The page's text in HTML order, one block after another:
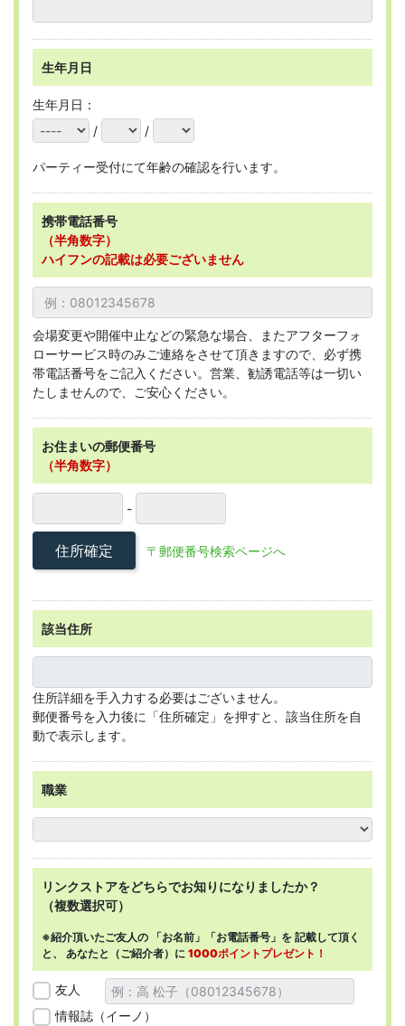
生年月日
生年月日：
/
/
パーティー受付にて年齢の確認を行います。
携帯電話番号
（半角数字）
ハイフンの記載は必要ございません
会場変更や開催中止などの緊急な場合、またアフターフォ
ローサービス時のみご連絡をさせて頂きますので、必ず携
帯電話番号をご記入ください。営業、勧誘電話等は一切い
たしませんので、ご安心ください。
お住まいの郵便番号
（半角数字）
-
住所確定 〒郵便番号検索ページへ
該当住所
住所詳細を手入力する必要はございません。
郵便番号を入力後に「住所確定」を押すと、該当住所を自
動で表示します。
職業
リンクストアをどちらでお知りになりましたか？
（複数選択可）
※紹介頂いたご友人の 「お名前」「お電話番号」を 記載して頂く
と、 あなたと（ご紹介者）に 1000ポイントプレゼント！
友人
情報誌（イーノ）